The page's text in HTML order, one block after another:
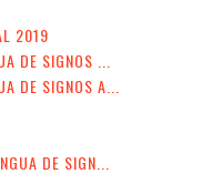
2019
DE SIGNOS ...
DE SIGNOS A...
DE SIGN...